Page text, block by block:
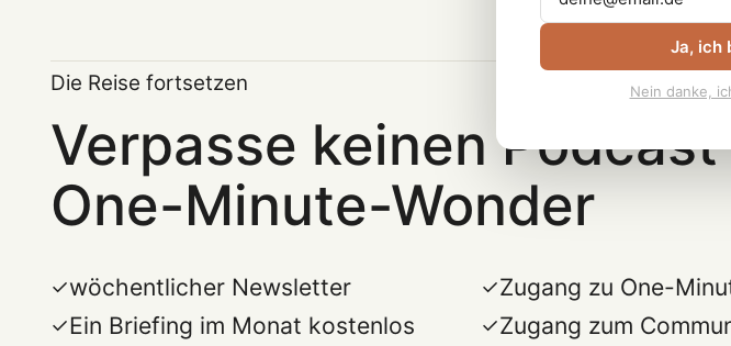
Die Reise fortsetzen
Verpasse keinen
One-Minute-Wonder
wöchentlicher Newsletter
Ein Briefing im Monat kostenlos
Zugang zu One-
Zugang zum
Ja, ich
Nein danke,